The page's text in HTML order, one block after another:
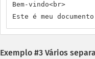
Bem-vindo<br>
Este é meu documento
Exemplo #3 Vários